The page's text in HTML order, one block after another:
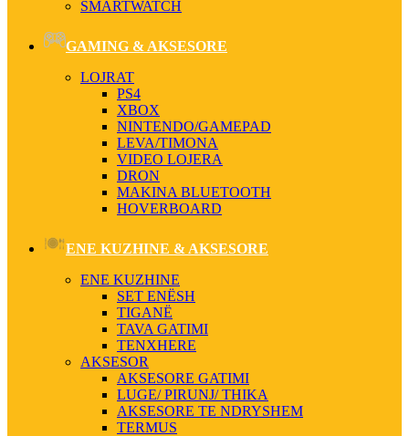
SMARTWATCH
GAMING & AKSESORE
LOJRAT
PS4
XBOX
NINTENDO/GAMEPAD
LEVA/TIMONA
VIDEO LOJERA
DRON
MAKINA BLUETOOTH
HOVERBOARD
ENE KUZHINE & AKSESORE
ENE KUZHINE
SET ENËSH
TIGANË
TAVA GATIMI
TENXHERE
AKSESOR
AKSESORE GATIMI
LUGE/ PIRUNJ/ THIKA
AKSESORE TE NDRYSHEM
TERMUS